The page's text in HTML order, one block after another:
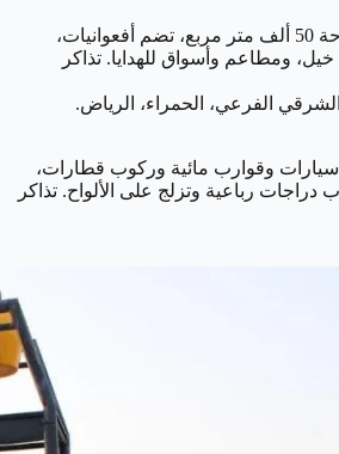
مدينة ملاهي كبيرة بمساحة 50 ألف متر مربع، تضم أفعوانيات،
ومطاعم وأسواق للهدايا. تذاكر
الفرعي، الحمراء، الرياض.
سيارات وقوارب مائية وركوب قطارات،
رباعية وتزلج على الألواح. تذاكر